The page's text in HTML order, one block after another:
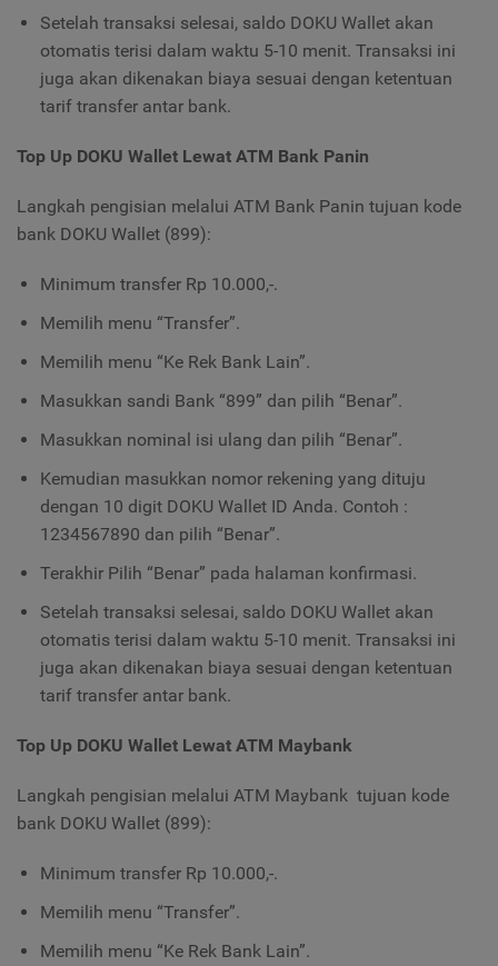
Setelah transaksi selesai, saldo DOKU Wallet akan
otomatis terisi dalam waktu 5-10 menit. Transaksi ini
juga akan dikenakan biaya sesuai dengan ketentuan
tarif transfer antar bank.
Top Up DOKU Wallet Lewat ATM Bank Panin
Langkah pengisian melalui ATM Bank Panin tujuan kode
bank DOKU Wallet (899):
Minimum transfer Rp 10.000,-.
Memilih menu “Transfer”.
Memilih menu “Ke Rek Bank Lain”.
Masukkan sandi Bank “899” dan pilih “Benar”.
Masukkan nominal isi ulang dan pilih “Benar”.
Kemudian masukkan nomor rekening yang dituju
dengan 10 digit DOKU Wallet ID Anda. Contoh :
1234567890 dan pilih “Benar”.
Terakhir Pilih “Benar” pada halaman konfirmasi.
Setelah transaksi selesai, saldo DOKU Wallet akan
otomatis terisi dalam waktu 5-10 menit. Transaksi ini
juga akan dikenakan biaya sesuai dengan ketentuan
tarif transfer antar bank.
Top Up DOKU Wallet Lewat ATM Maybank
Langkah pengisian melalui ATM Maybank tujuan kode
bank DOKU Wallet (899):
Minimum transfer Rp 10.000,-.
Memilih menu “Transfer”.
Memilih menu “Ke Rek Bank Lain”.